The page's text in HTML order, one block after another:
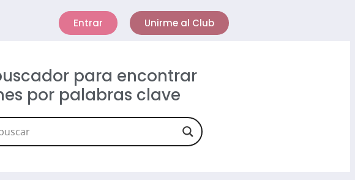
Entrar Unirme al Club
para encontrar
por palabras clave